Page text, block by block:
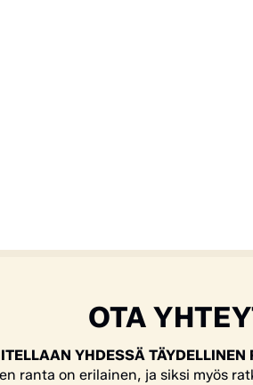
OTA
YHDESSÄ
ranta on erilainen, ja siksi myös